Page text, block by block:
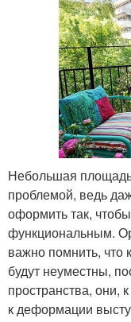
Небольшая
проблемой, ведь
оформить так,
функциональным.
важно помнить, что
будут неуместны,
пространства, они,
к деформации